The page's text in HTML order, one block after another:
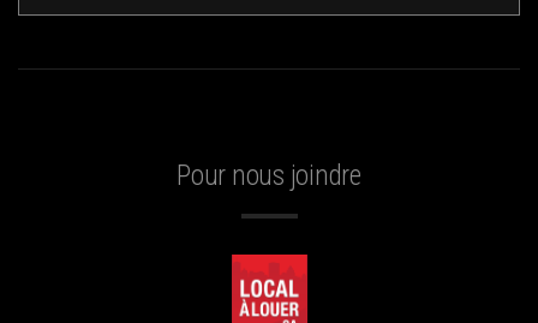
Pour nous joindre